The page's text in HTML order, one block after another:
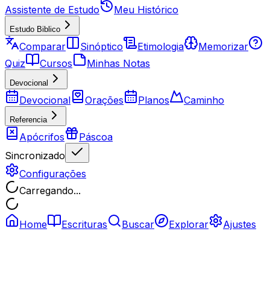
Assistente de Estudo
Meu Histórico
Estudo Biblico
Comparar Sinóptico Etimologia
Memorizar
Quiz
Cursos Minhas Notas
Devocional
Devocional Orações Planos Caminho
Referencia
Apócrifos
Páscoa
Sincronizado
Configurações
Carregando...
Home Escrituras Buscar Explorar Ajustes